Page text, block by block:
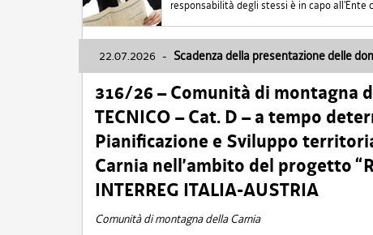
responsabilità degli stessi è in capo all'Ente
22.07.2026 - Scadenza della presentazione delle
316/26 – Comunità di montagna
TECNICO – Cat. D – a tempo
Pianificazione e Sviluppo
Carnia nell’ambito del progetto
INTERREG ITALIA-AUSTRIA
Comunità di montagna della Carnia